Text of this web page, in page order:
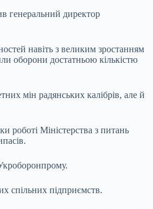
генеральний директор
навіть з великим зростанням
оборони достатньою кількістю
мін радянських калібрів, але й
роботі Міністерства з питань
спільних підприємств.